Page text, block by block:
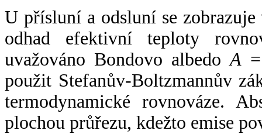
U přísluní a odsluní se
odhad efektivní teploty
uvažováno Bondovo albedoA
použit Stefanův-Boltzmannův
termodynamické rovnováze.
plochou průřezu, kdežto emise